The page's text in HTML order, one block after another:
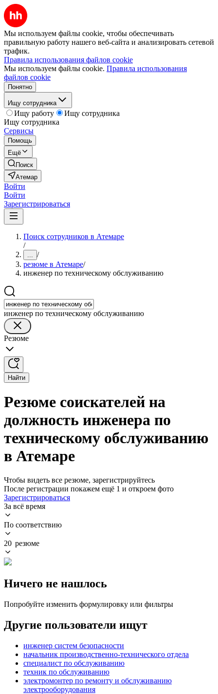
Мы используем файлы cookie, чтобы обеспечивать
правильную работу нашего веб-сайта и анализировать сетевой
трафик.
Правила использования файлов cookie
Мы используем файлы cookie. Правила использования
файлов cookie
Понятно
Ищу сотрудника
Ищу работу
Ищу сотрудника
Ищу сотрудника
Сервисы
Помощь
Ещё
Поиск
Атемар
Войти
Войти
Зарегистрироваться
Поиск сотрудников в Атемаре
/
... /
резюме в Атемаре/
инженер по техническому обслуживанию
инженер по техническому обслуживанию
Резюме
Найти
Резюме соискателей на
должность инженера по
техническому обслуживанию
в Атемаре
Чтобы видеть все резюме, зарегистрируйтесь
После регистрации покажем ещё 1 и откроем фото
Зарегистрироваться
За всё время
По соответствию
20 резюме
Ничего не нашлось
Попробуйте изменить формулировку или фильтры
Другие пользователи ищут
инженер систем безопасности
начальник производственно-технического отдела
специалист по обслуживанию
техник по обслуживанию
электромонтер по ремонту и обслуживанию
электрооборудования